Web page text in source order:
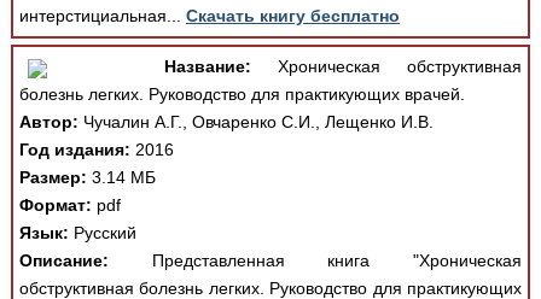
интерстициальная... Скачать книгу бесплатно
Название: Хроническая обструктивная
болезнь легких. Руководство для практикующих врачей.
Автор: Чучалин А.Г., Овчаренко С.И., Лещенко И.В.
Год издания: 2016
Размер: 3.14 МБ
Формат: pdf
Язык: Русский
Описание: Представленная книга "Хроническая
обструктивная болезнь легких. Руководство для практикующих